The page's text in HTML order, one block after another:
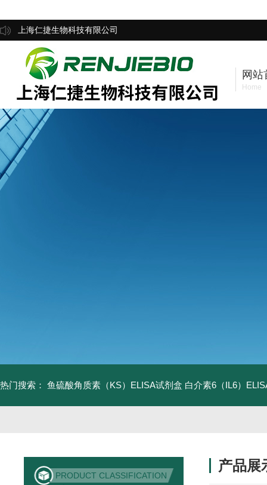
上海仁捷生物科技有限公司
网站
Home
热门搜索： 鱼硫酸角质素（KS）ELISA试剂盒 白介素6（IL6）
PRODUCT CLASSIFICATION
产品展